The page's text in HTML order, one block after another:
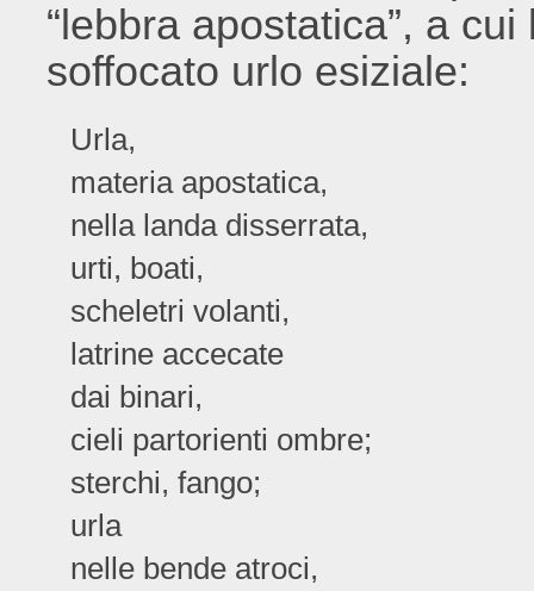
“lebbra apostatica”, a
soffocato urlo esiziale:
Urla,
materia apostatica,
nella landa disserrata,
urti, boati,
scheletri volanti,
latrine accecate
dai binari,
cieli partorienti ombre;
sterchi, fango;
urla
nelle bende atroci,